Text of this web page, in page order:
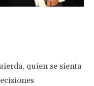
quien se sienta